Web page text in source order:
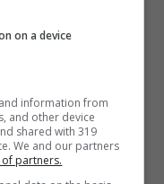
giorni e
del mondo per
per passare
on a device
information from
and other device
shared with 319
We and our partners
of partners.